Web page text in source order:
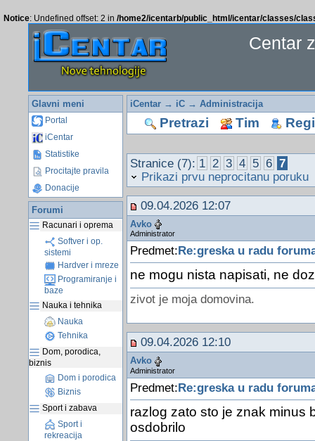
Notice: Undefined offset: 2 in /home2/icentarb/public_html/icentar/classes/
Centar
Glavni meni
Portal
iCentar
Statistike
Procitajte pravila
Donacije
Forumi
Racunari i oprema
Softver i op.
sistemi
Hardver i mreze
Programiranje i
baze
Nauka i tehnika
Nauka
Tehnika
Dom, porodica,
biznis
Dom i porodica
Biznis
Sport i zabava
Sport i
rekreacija
iCentar→ iC→ Administracija
Pretrazi Tim
Stranice (7): 1 2 3 4 5 6 7
Prikazi prvu neprocitanu poruku
09.04.2026 12:07
Avko
Administrator
Predmet: Re:greska u radu
ne mogu nista napisati, ne
zivot je moja domovina.
09.04.2026 12:10
Avko
Administrator
Predmet:Re:greska u radu
razlog zato sto je znak minus
osdobrilo